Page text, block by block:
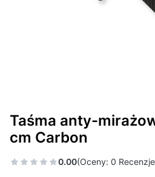
Taśma anty-
cm Carbon
0.00(Oceny: 0